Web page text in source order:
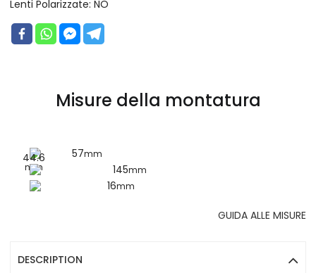
Lenti Polarizzate:NO
Misure della montatura
57mm
44.6
mm 145mm
16mm
GUIDA ALLE MISURE
DESCRIPTION